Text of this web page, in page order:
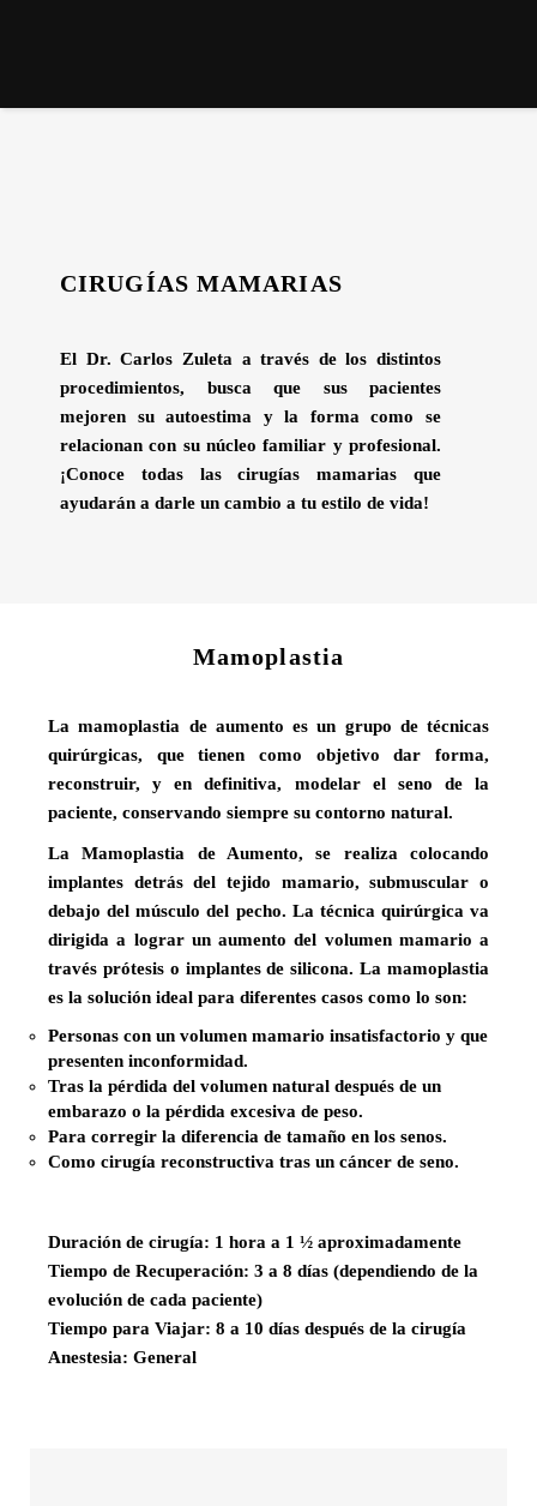
CIRUGÍAS MAMARIAS
El Dr. Carlos Zuleta a través de los distintos
procedimientos, busca que sus pacientes
mejoren su autoestima y la forma como se
relacionan con su núcleo familiar y profesional.
¡Conoce todas las cirugías mamarias que
ayudarán a darle un cambio a tu estilo de vida!
Mamoplastia
La mamoplastia de aumento es un grupo de técnicas
quirúrgicas, que tienen como objetivo dar forma,
reconstruir, y en definitiva, modelar el seno de la
paciente, conservando siempre su contorno natural.
La Mamoplastia de Aumento, se realiza colocando
implantes detrás del tejido mamario, submuscular o
debajo del músculo del pecho. La técnica quirúrgica va
dirigida a lograr un aumento del volumen mamario a
través prótesis o implantes de silicona. La mamoplastia
es la solución ideal para diferentes casos como lo son:
Personas con un volumen mamario insatisfactorio y que
presenten inconformidad.
Tras la pérdida del volumen natural después de un
embarazo o la pérdida excesiva de peso.
Para corregir la diferencia de tamaño en los senos.
Como cirugía reconstructiva tras un cáncer de seno.
Duración de cirugía: 1 hora a 1 ½ aproximadamente
Tiempo de Recuperación: 3 a 8 días (dependiendo de la
evolución de cada paciente)
Tiempo para Viajar: 8 a 10 días después de la cirugía
Anestesia: General